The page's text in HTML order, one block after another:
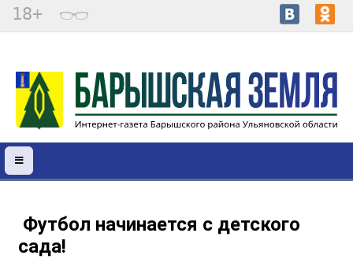
18+
️ Футбол начинается с детского
сада!